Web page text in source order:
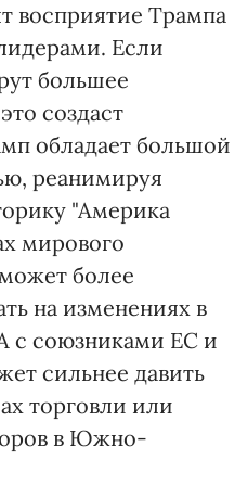
восприятие Трампа
Если
большее
создаст
обладает большой
реанимируя
"Америка
мирового
более
на изменениях в
с союзниками ЕС и
сильнее давить
торговли или
в Южно-